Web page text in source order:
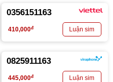
0356151163
410,000đ
0825911163
445,000đ